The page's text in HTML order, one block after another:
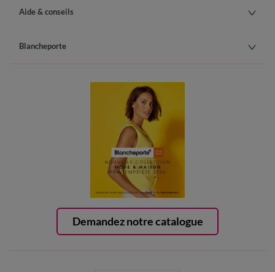
Demandez notre catalogue
Aide & conseils
Blancheporte